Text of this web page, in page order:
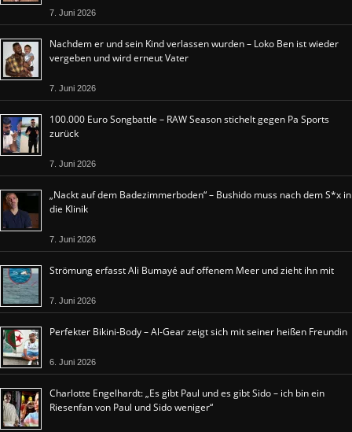
7. Juni 2026
Nachdem er und sein Kind verlassen wurden – Loko Ben ist wieder
vergeben und wird erneut Vater
7. Juni 2026
100.000 Euro Songbattle – RAW Season stichelt gegen Pa Sports
zurück
7. Juni 2026
„Nackt auf dem Badezimmerboden“ – Bushido muss nach dem S*x in
die Klinik
7. Juni 2026
Strömung erfasst Ali Bumayé auf offenem Meer und zieht ihn mit
7. Juni 2026
Perfekter Bikini-Body – Al-Gear zeigt sich mit seiner heißen Freundin
6. Juni 2026
Charlotte Engelhardt: „Es gibt Paul und es gibt Sido – ich bin ein
Riesenfan von Paul und Sido weniger“